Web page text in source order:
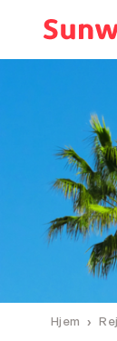
Hjem